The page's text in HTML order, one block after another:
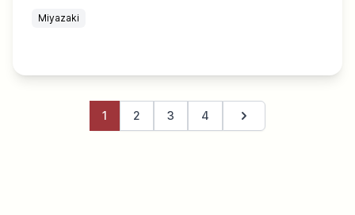
Miyazaki
1 2 3 4 Página siguiente